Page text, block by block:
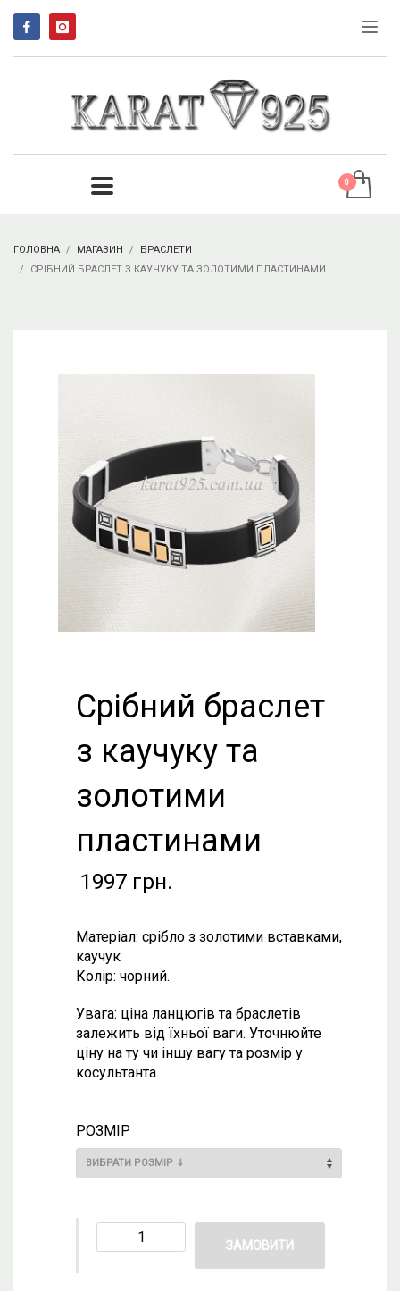
ГОЛОВНА МАГАЗИН
БРАСЛЕТИ
СРІБНИЙ БРАСЛЕТ З КАУЧУКУ ТА ЗОЛОТИМИ ПЛАСТИНАМИ
Срібний браслет
з каучуку та
золотими
пластинами
1997 грн.
Матеріал: срібло з золотими вставками,
каучук
Колір: чорний.
Увага: ціна ланцюгів та браслетів
залежить від їхньої ваги. Уточнюйте
ціну на ту чи іншу вагу та розмір у
косультанта.
РОЗМІР
ЗАМОВИТИ